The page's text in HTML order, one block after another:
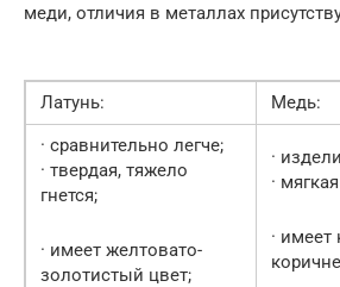
меди, отличия в металлах
Латунь:
Медь:
· сравнительно легче;
· твердая, тяжело
гнется;
· имеет желтовато-
золотистый цвет;
·
·
· имеет